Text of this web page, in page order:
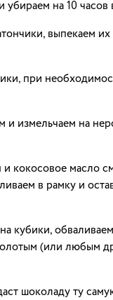
на 10 часов
выпекаем
при
и измельчаем на
кокосовое масло
в рамку и
кубики,
(или любым
шоколаду ту